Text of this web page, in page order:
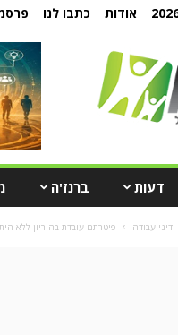
אודות כתבו לנו
דעות ברנז'ה
דיני עבודה פיטרתם עובדת בהיריון ללא